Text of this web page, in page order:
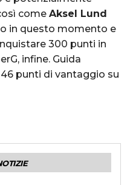
come Aksel Lund
in questo momento e
300 punti in
infine. Guida
46 punti di vantaggio su